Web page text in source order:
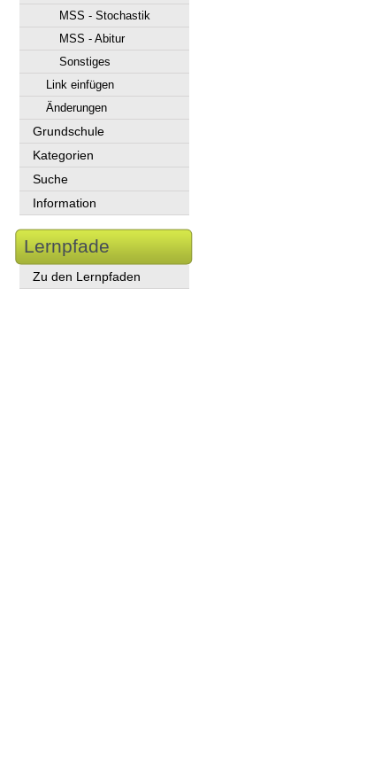
MSS - Stochastik
MSS - Abitur
Sonstiges
Link einfügen
Änderungen
Grundschule
Kategorien
Suche
Information
Lernpfade
Zu den Lernpfaden